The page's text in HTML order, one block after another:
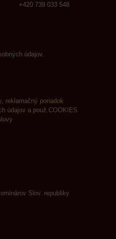
033 548
údajov.
reklamačný poriadok
údajov a použ.COOKIES
Slov. republiky